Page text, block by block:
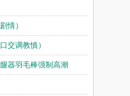
情）
交调教慎）
器羽毛棒强制高潮